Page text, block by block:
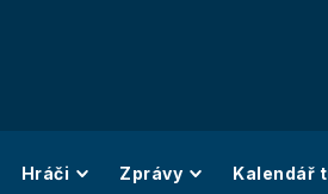
Hráči Zprávy Kalendář